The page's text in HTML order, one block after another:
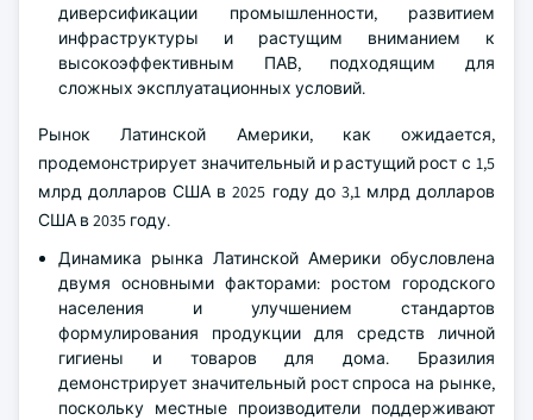
диверсификации промышленности, развитием
инфраструктуры и растущим вниманием к
высокоэффективным ПАВ, подходящим для
сложных эксплуатационных условий.
Рынок Латинской Америки, как ожидается,
продемонстрирует значительный и растущий рост с 1,5
млрд долларов США в 2025 году до 3,1 млрд долларов
США в 2035 году.
Динамика рынка Латинской Америки обусловлена
двумя основными факторами: ростом городского
населения и улучшением стандартов
формулирования продукции для средств личной
гигиены и товаров для дома. Бразилия
демонстрирует значительный рост спроса на рынке,
поскольку местные производители поддерживают